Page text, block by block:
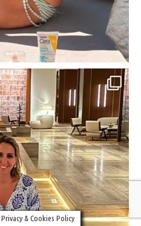
Privacy & Cookies Policy